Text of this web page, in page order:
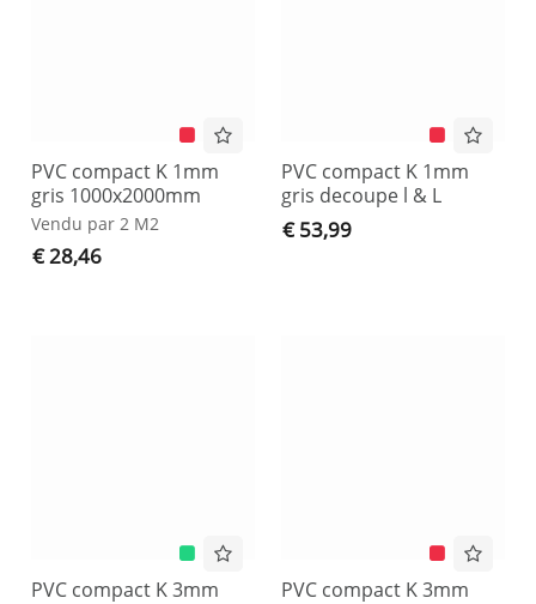
PVC compact K 1mm
gris 1000x2000mm
Vendu par 2 M2
€ 28,46
PVC compact K 1mm
gris decoupe l & L
€ 53,99
PVC compact K 3mm
PVC compact K 3mm